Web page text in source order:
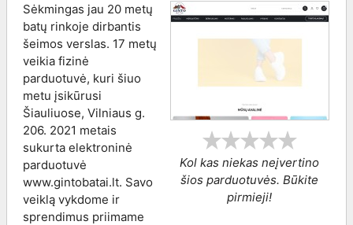
Kol kas niekas neįvertino
šios parduotuvės. Būkite
pirmieji!
Sėkmingas jau 20 metų
batų rinkoje dirbantis
šeimos verslas. 17 metų
veikia fizinė
parduotuvė, kuri šiuo
metu įsikūrusi
Šiauliuose, Vilniaus g.
206. 2021 metais
sukurta elektroninė
parduotuvė
www.gintobatai.lt. Savo
veiklą vykdome ir
sprendimus priimame